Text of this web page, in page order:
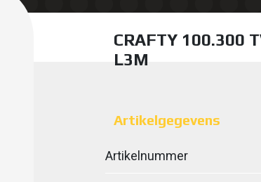
CRAFTY 100.300
L3M
Artikelgegevens
Artikelnummer